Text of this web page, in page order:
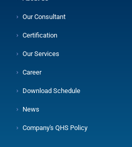
Our Consultant
Certification
Our Services
Career
Download Schedule
News
Company's QHS Policy